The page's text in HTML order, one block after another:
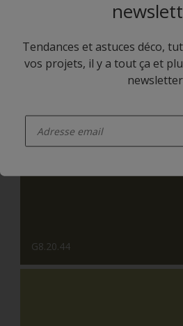
G8.08.86
G8.20.44
Tendances et astuces déco,
vos projets, il y a tout ça et